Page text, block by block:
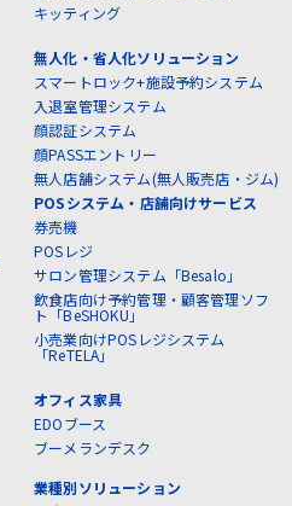
キッティング
無人化・省人化ソリューション
スマートロック+施設予約システム
入退室管理システム
顔認証システム
顔PASSエントリー
無人店舗システム(無人販売店・ジム)
POSシステム・店舗向けサービス
券売機
POSレジ
サロン管理システム「Besalo」
飲食店向け予約管理・顧客管理ソフ
ト「BeSHOKU」
小売業向けPOSレジシステム
「ReTELA」
オフィス家具
EDOブース
ブーメランデスク
業種別ソリューション